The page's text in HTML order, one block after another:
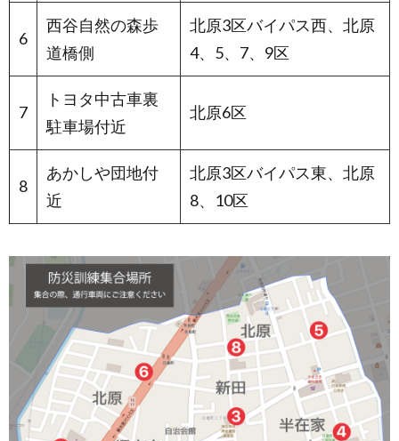
6
西谷自然の森歩
道橋側
北原3区バイパス西、北原
4、5、7、9区
7
トヨタ中古車裏
駐車場付近
北原6区
8
あかしや団地付
近
北原3区バイパス東、北原
8、10区